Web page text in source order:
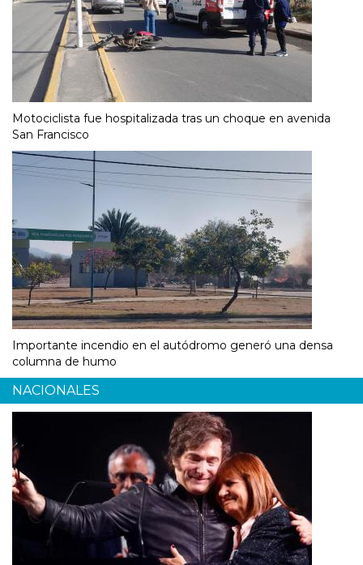
Motociclista fue hospitalizada tras un choque en avenida
San Francisco
Importante incendio en el autódromo generó una densa
columna de humo
NACIONALES